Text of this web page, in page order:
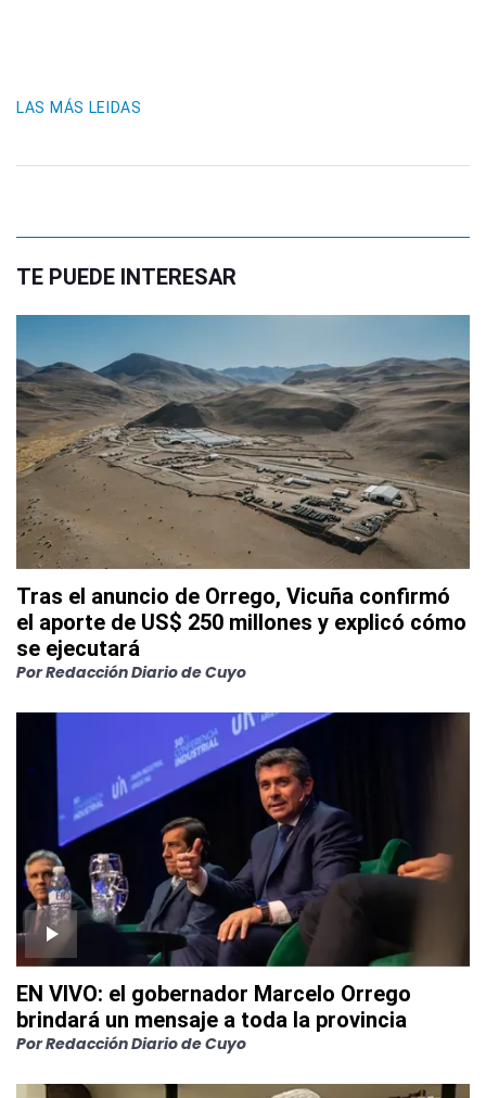
LAS MÁS LEIDAS
TE PUEDE INTERESAR
Tras el anuncio de Orrego, Vicuña confirmó
el aporte de US$ 250 millones y explicó cómo
se ejecutará
PorRedacción Diario de Cuyo
EN VIVO: el gobernador Marcelo Orrego
brindará un mensaje a toda la provincia
PorRedacción Diario de Cuyo